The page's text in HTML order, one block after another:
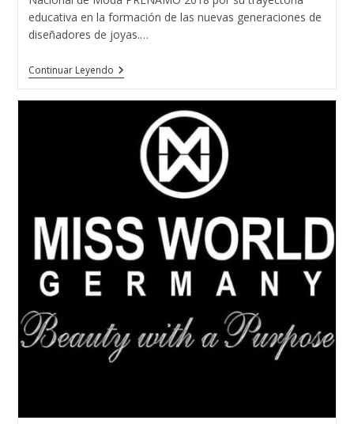
educativa en la formación de las nuevas generaciones de
diseñadores de joyas.…
Continuar LeyendoLa
Escuela
Atlántico
Recibe
Premio
Moda
PRENAMO
2018